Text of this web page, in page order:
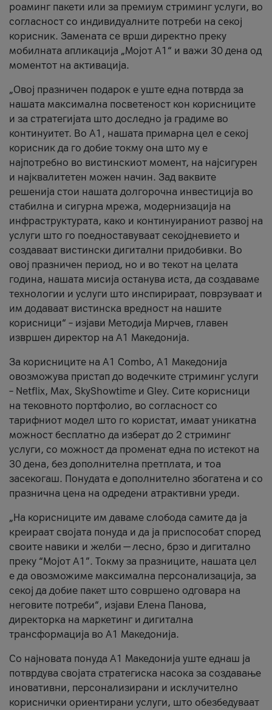
роаминг пакети или за премиум стриминг услуги, во
согласност со индивидуалните потреби на секој
корисник. Замената се врши директно преку
мобилната апликација „Мојот А1“ и важи 30 дена од
моментот на активација.
„Овој празничен подарок е уште една потврда за
нашата максимална посветеност кон корисниците
и за стратегијата што доследно ја градиме во
континуитет. Во А1, нашата примарна цел е секој
корисник да го добие токму она што му е
најпотребно во вистинскиот момент, на најсигурен
и најквалитетен можен начин. Зад ваквите
решенија стои нашата долгорочна инвестиција во
стабилна и сигурна мрежа, модернизација на
инфраструктурата, како и континуираниот развој на
услуги што го поедноставуваат секојдневието и
создаваат вистински дигитални придобивки. Во
овој празничен период, но и во текот на целата
година, нашата мисија останува иста, да создаваме
технологии и услуги што инспирираат, поврзуваат и
им додаваат вистинска вредност на нашите
корисници“ – изјави Методија Мирчев, главен
извршен директор на А1 Македонија.
За корисниците на A1 Combo, А1 Македонија
овозможува пристап до водечките стриминг услуги
– Netflix, Max, SkyShowtime и Gley. Сите корисници
на тековното портфолио, во согласност со
тарифниот модел што го користат, имаат уникатна
можност бесплатно да изберат до 2 стриминг
услуги, со можност да променат една по истекот на
30 дена, без дополнителна претплата, и тоа
засекогаш. Понудата е дополнително збогатена и со
празнична цена на одредени атрактивни уреди.
„На корисниците им даваме слобода самите да ја
креираат својата понуда и да ја приспособат според
своите навики и желби — лесно, брзо и дигитално
преку “Мојот А1”. Токму за празниците, нашата цел
е да овозможиме максимална персонализација, за
секој да добие пакет што совршено одговара на
неговите потреби“, изјави Елена Панова,
директорка на маркетинг и дигитална
трансформација во А1 Македонија.
Со најновата понуда А1 Македонија уште еднаш ја
потврдува својата стратегиска насока за создавање
иновативни, персонализирани и исклучително
кориснички ориентирани услуги, што обезбедуваат